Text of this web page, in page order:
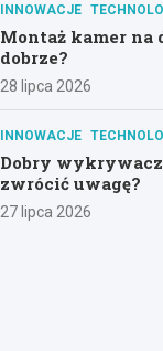
INNOWACJE
Montaż kamer na
dobrze?
28 lipca 2026
INNOWACJE
Dobry
zwrócić uwagę?
27 lipca 2026